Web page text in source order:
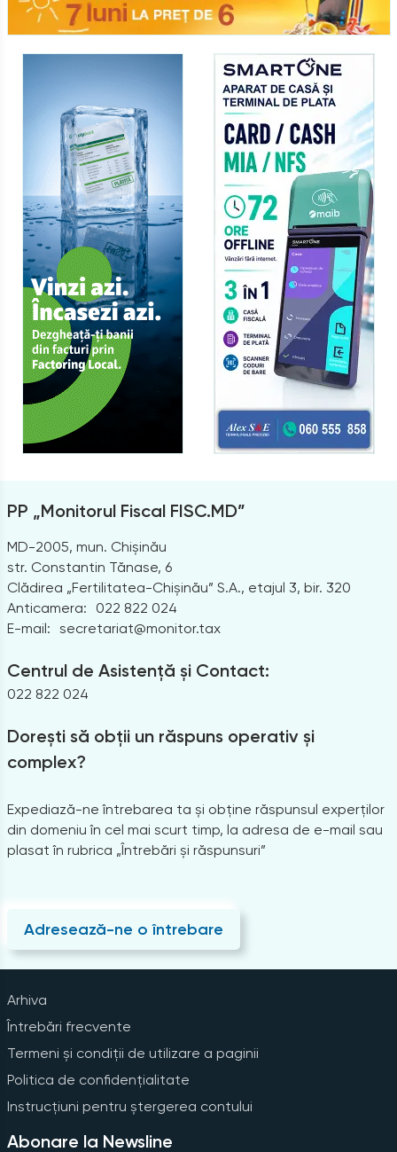
PP „Monitorul Fiscal FISC.MD”
MD-2005, mun. Chișinău
str. Constantin Tănase, 6
Clădirea „Fertilitatea-Chișinău” S.A., etajul 3, bir. 320
Anticamera:
022 822 024
E-mail: secretariat@monitor.tax
Centrul de Asistență și Contact:
022 822 024
Dorești să obții un răspuns operativ și
complex?
Expediază-ne întrebarea ta și obține răspunsul experților
din domeniu în cel mai scurt timp, la adresa de e-mail sau
plasat în rubrica „Întrebări și răspunsuri”
Adresează-ne o întrebare
Arhiva
Întrebări frecvente
Termeni și condiții de utilizare a paginii
Politica de confidențialitate
Instrucțiuni pentru ștergerea contului
Abonare la Newsline